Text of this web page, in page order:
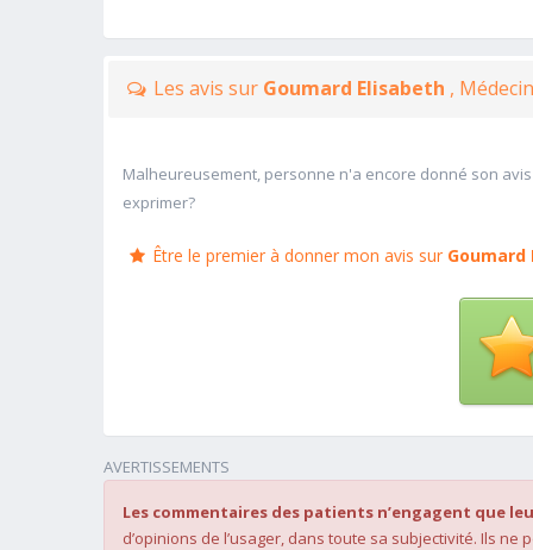
Les avis sur Goumard Elisabeth ,
Malheureusement, personne n'a encore donné son
exprimer?
Être le premier à donner mon avis sur Goumard
AVERTISSEMENTS
Les commentaires des patients n’engagent que
d’opinions de l’usager, dans toute sa subjectivité. Ils